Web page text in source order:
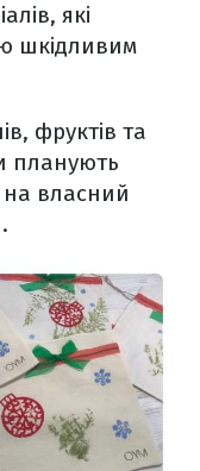
які
шкідливим
фруктів та
планують
власний